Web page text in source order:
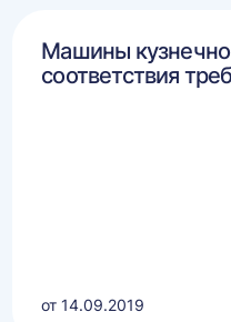
Машины
соответствия
от 14.09.2019